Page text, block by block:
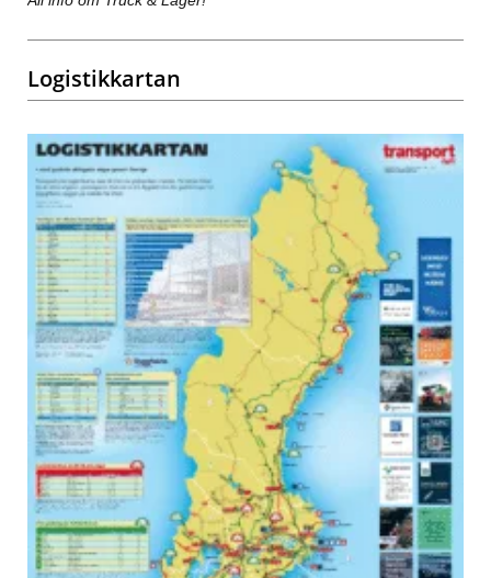
Logistikkartan